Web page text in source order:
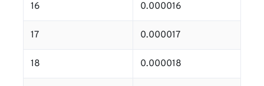
16 0.000016
17 0.000017
18 0.000018